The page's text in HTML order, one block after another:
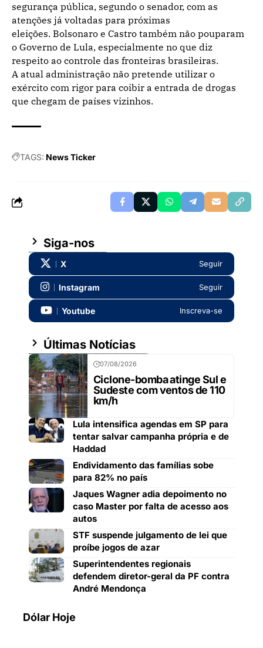
segurança pública, segundo o senador, com as
atenções já voltadas para próximas
eleições. Bolsonaro e Castro também não pouparam
o Governo de Lula, especialmente no que diz
respeito ao controle das fronteiras brasileiras.
A atual administração não pretende utilizar o
exército com rigor para coibir a entrada de drogas
que chegam de países vizinhos.
TAGS: News Ticker
Siga-nos
X Seguir
Instagram Seguir
Youtube Inscreva-se
Últimas Notícias
07/08/2026
Ciclone-bomba atinge Sul e
Sudeste com ventos de 110
km/h
Lula intensifica agendas em SP para
tentar salvar campanha própria e de
Haddad
Endividamento das famílias sobe
para 82% no país
Jaques Wagner adia depoimento no
caso Master por falta de acesso aos
autos
STF suspende julgamento de lei que
proíbe jogos de azar
Superintendentes regionais
defendem diretor-geral da PF contra
André Mendonça
Dólar Hoje